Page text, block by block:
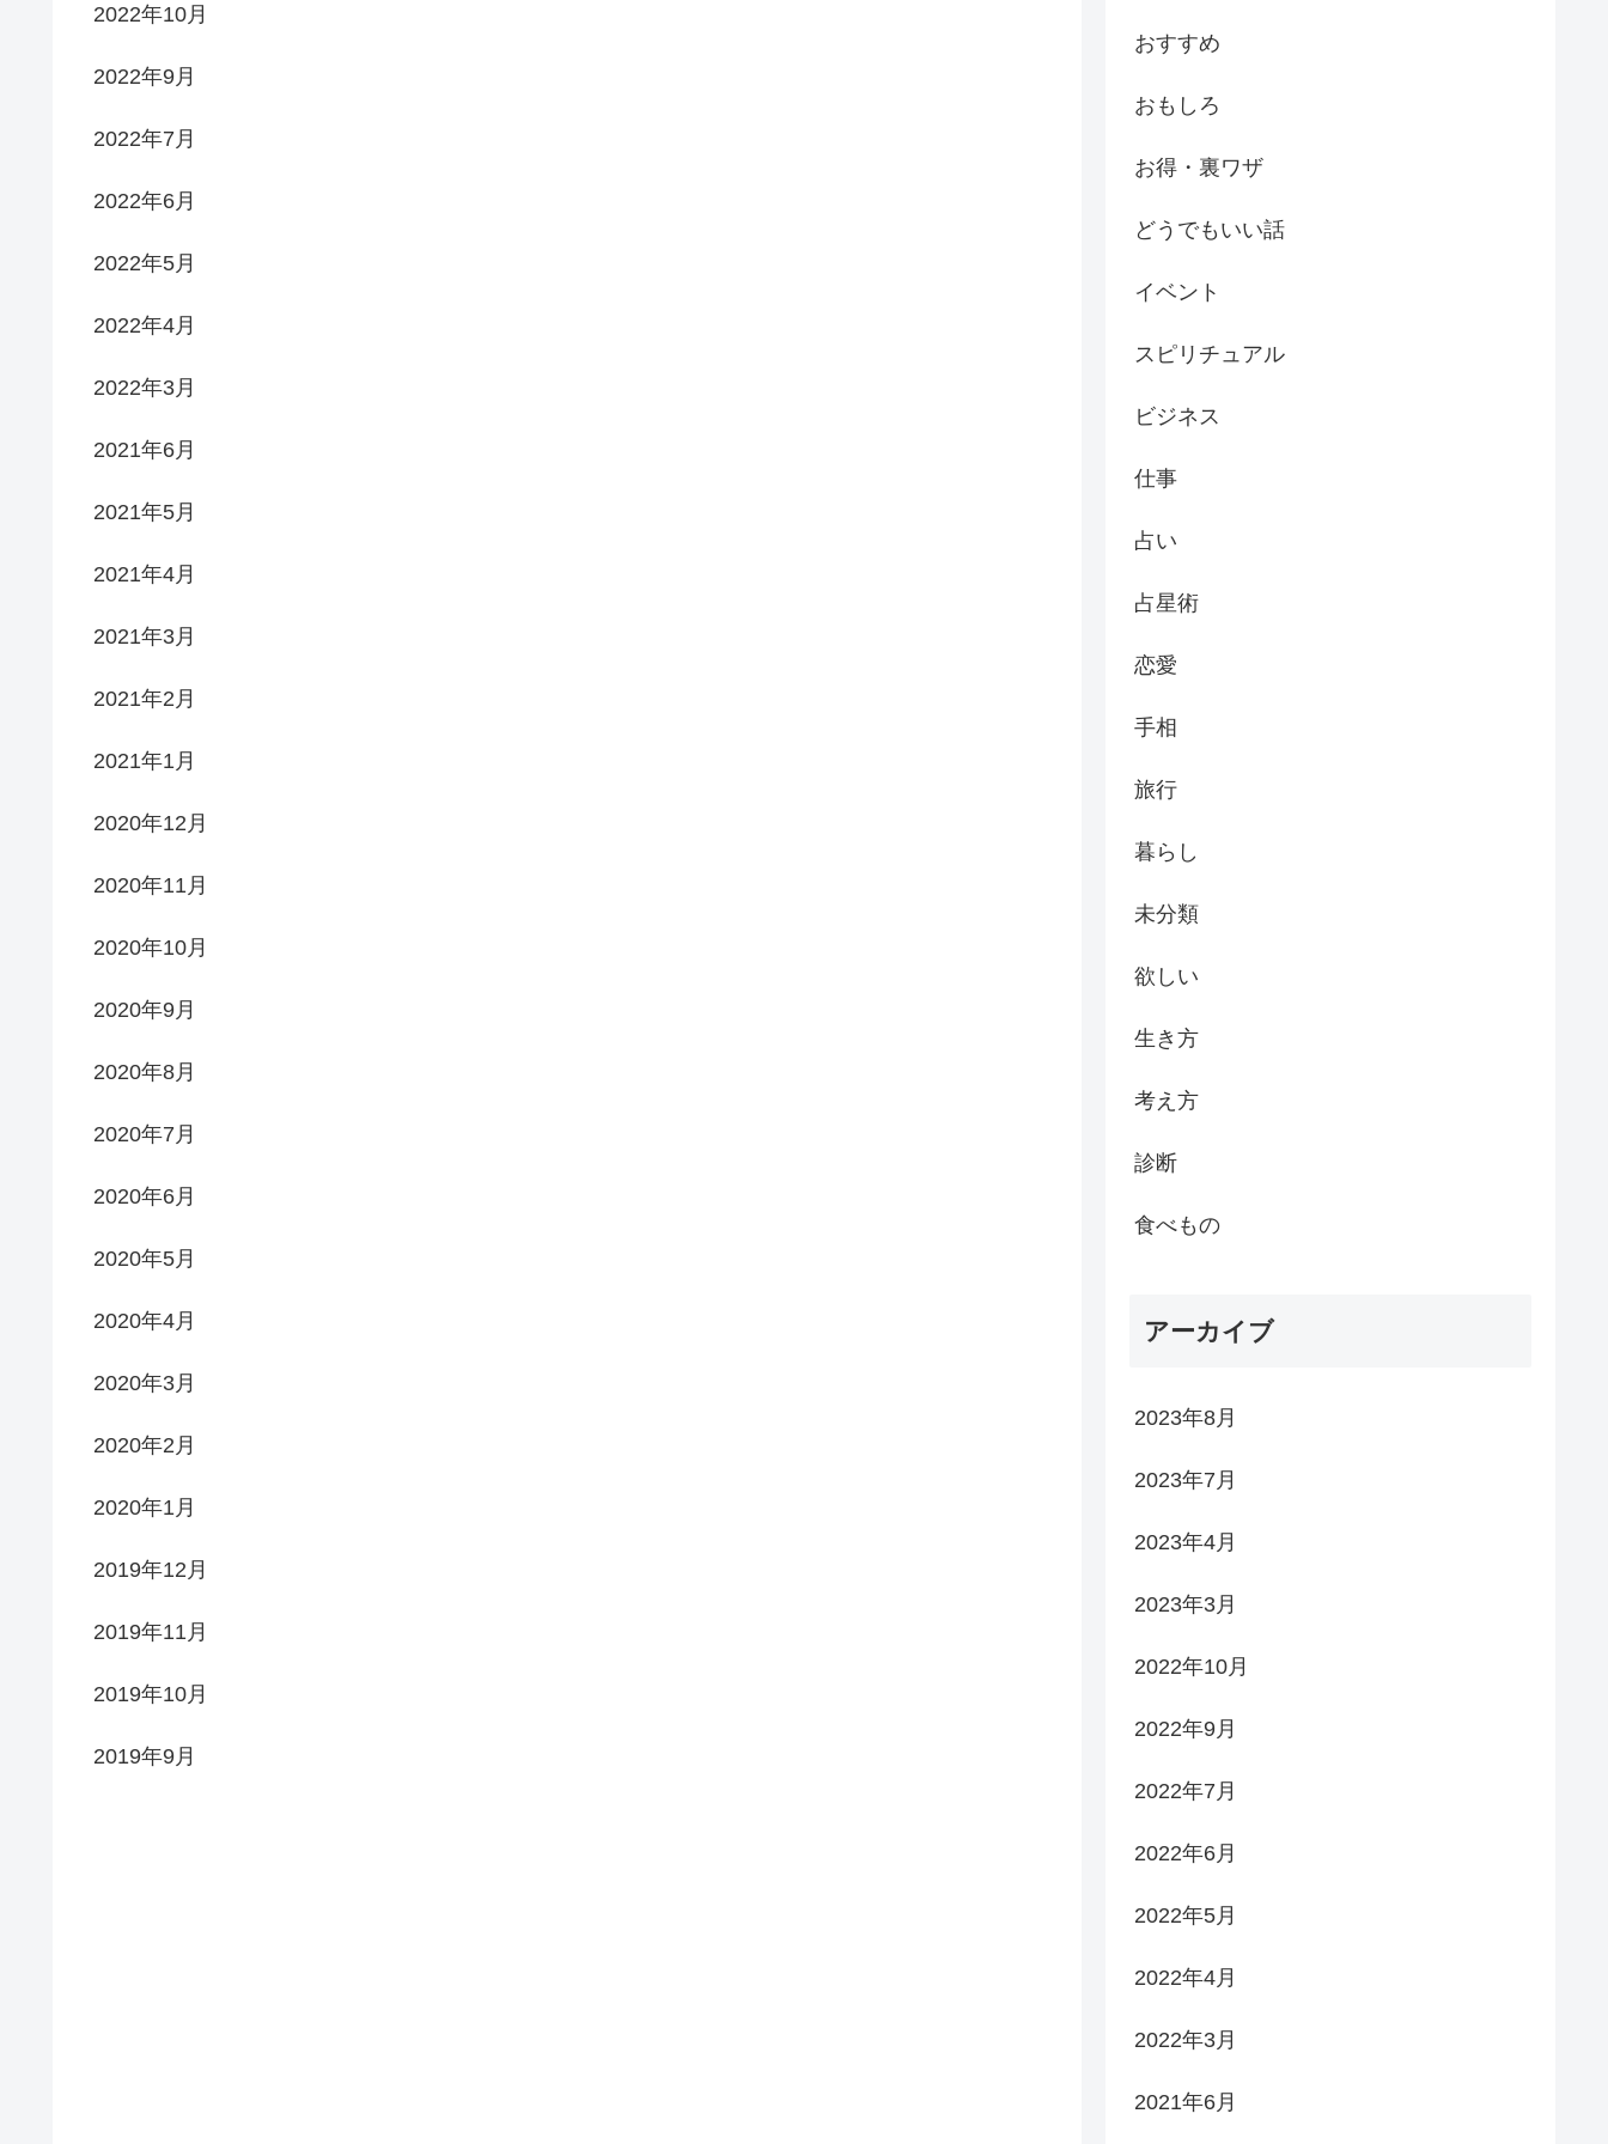
2022年10月
2022年9月
2022年7月
2022年6月
2022年5月
2022年4月
2022年3月
2021年6月
2021年5月
2021年4月
2021年3月
2021年2月
2021年1月
2020年12月
2020年11月
2020年10月
2020年9月
2020年8月
2020年7月
2020年6月
2020年5月
2020年4月
2020年3月
2020年2月
2020年1月
2019年12月
2019年11月
2019年10月
2019年9月
おすすめ
おもしろ
お得・裏ワザ
どうでもいい話
イベント
スピリチュアル
ビジネス
仕事
占い
占星術
恋愛
手相
旅行
暮らし
未分類
欲しい
生き方
考え方
診断
食べもの
アーカイブ
2023年8月
2023年7月
2023年4月
2023年3月
2022年10月
2022年9月
2022年7月
2022年6月
2022年5月
2022年4月
2022年3月
2021年6月